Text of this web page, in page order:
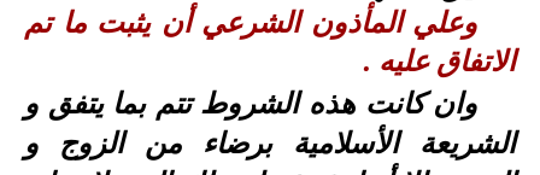
وعلي المأذون الشرعي أن يثبت ما تم
الاتفاق عليه .
وان كانت هذه الشروط تتم بما يتفق و
الشريعة الأسلامية برضاء من الزوج و